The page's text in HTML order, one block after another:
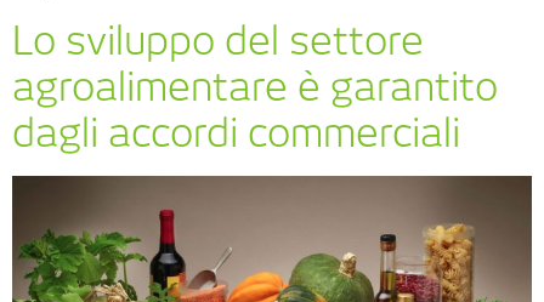
Lo sviluppo del settore
agroalimentare è garantito
dagli accordi commerciali